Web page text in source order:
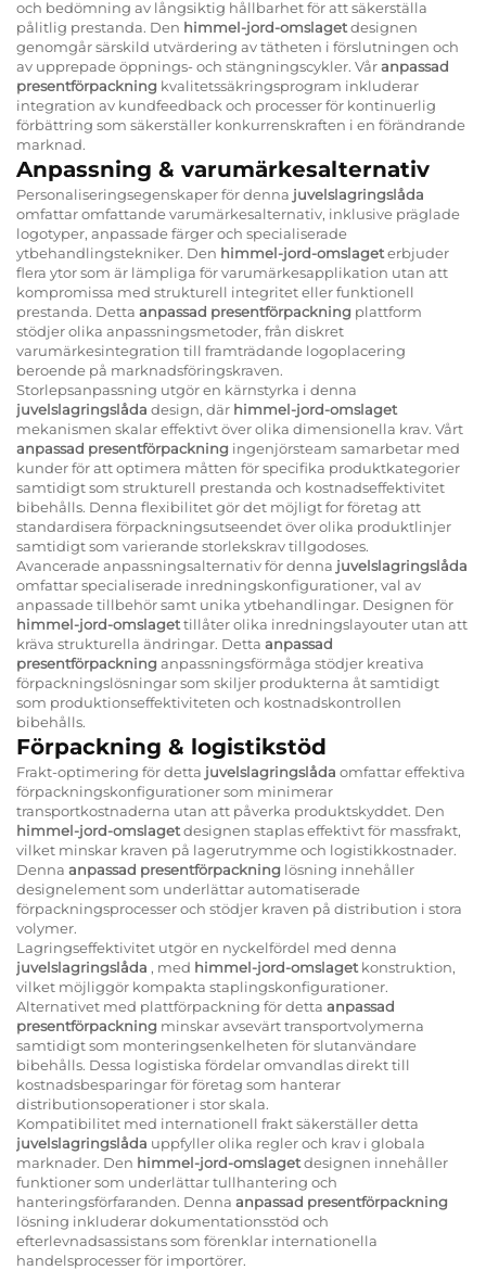
och bedömning av långsiktig hållbarhet för att säkerställa
pålitlig prestanda. Den himmel-jord-omslagetdesignen
genomgår särskild utvärdering av tätheten i förslutningen och
av upprepade öppnings- och stängningscykler. Våranpassad
presentförpackning kvalitetssäkringsprogram inkluderar
integration av kundfeedback och processer för kontinuerlig
förbättring som säkerställer konkurrenskraften i en förändrande
marknad.
Anpassning & varumärkesalternativ
Personaliseringsegenskaper för denna juvelslagringslåda
omfattar omfattande varumärkesalternativ, inklusive präglade
logotyper, anpassade färger och specialiserade
ytbehandlingstekniker. Den himmel-jord-omslageterbjuder
flera ytor som är lämpliga för varumärkesapplikation utan att
kompromissa med strukturell integritet eller funktionell
prestanda. Detta anpassad presentförpackning plattform
stödjer olika anpassningsmetoder, från diskret
varumärkesintegration till framträdande logoplacering
beroende på marknadsföringskraven.
Storlepsanpassning utgör en kärnstyrka i denna
juvelslagringslåda design, där himmel-jord-omslaget
mekanismen skalar effektivt över olika dimensionella krav. Vårt
anpassad presentförpackning ingenjörsteam samarbetar med
kunder för att optimera måtten för specifika produktkategorier
samtidigt som strukturell prestanda och kostnadseffektivitet
bibehålls. Denna flexibilitet gör det möjligt for företag att
standardisera förpackningsutseendet över olika produktlinjer
samtidigt som varierande storlekskrav tillgodoses.
Avancerade anpassningsalternativ för denna juvelslagringslåda
omfattar specialiserade inredningskonfigurationer, val av
anpassade tillbehör samt unika ytbehandlingar. Designen för
himmel-jord-omslagettillåter olika inredningslayouter utan att
kräva strukturella ändringar. Detta anpassad
presentförpackninganpassningsförmåga stödjer kreativa
förpackningslösningar som skiljer produkterna åt samtidigt
som produktionseffektiviteten och kostnadskontrollen
bibehålls.
Förpackning & logistikstöd
Frakt-optimering för detta juvelslagringslåda omfattar effektiva
förpackningskonfigurationer som minimerar
transportkostnaderna utan att påverka produktskyddet. Den
himmel-jord-omslagetdesignen staplas effektivt för massfrakt,
vilket minskar kraven på lagerutrymme och logistikkostnader.
Denna anpassad presentförpackning lösning innehåller
designelement som underlättar automatiserade
förpackningsprocesser och stödjer kraven på distribution i stora
volymer.
Lagringseffektivitet utgör en nyckelfördel med denna
juvelslagringslåda , med himmel-jord-omslaget konstruktion,
vilket möjliggör kompakta staplingskonfigurationer.
Alternativet med plattförpackning för detta anpassad
presentförpackning minskar avsevärt transportvolymerna
samtidigt som monteringsenkelheten för slutanvändare
bibehålls. Dessa logistiska fördelar omvandlas direkt till
kostnadsbesparingar för företag som hanterar
distributionsoperationer i stor skala.
Kompatibilitet med internationell frakt säkerställer detta
juvelslagringslåda uppfyller olika regler och krav i globala
marknader. Den himmel-jord-omslagetdesignen innehåller
funktioner som underlättar tullhantering och
hanteringsförfaranden. Denna anpassad presentförpackning
lösning inkluderar dokumentationsstöd och
efterlevnadsassistans som förenklar internationella
handelsprocesser för importörer.